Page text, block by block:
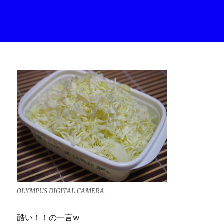
OLYMPUS DIGITAL CAMERA
酷い！！の一言w